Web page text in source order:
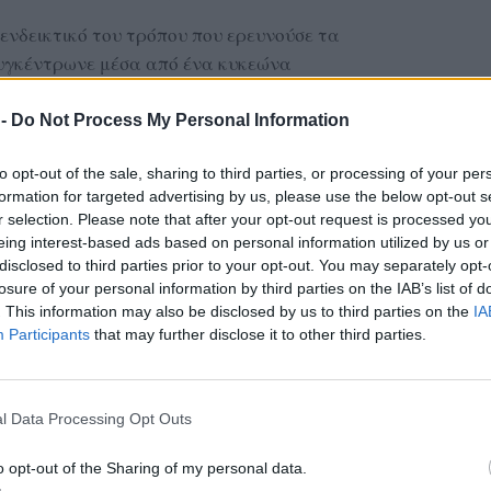
Do Not Process My Personal Information
opt-out of the sale, sharing to third parties, or processing of your
for targeted advertising by us, please use the below opt-out
selection. Please note that after your opt-out request is processed
interest-based ads based on personal information utilized by us
to third parties prior to your opt-out. You may separately
of your personal information by third parties on the IAB’s list of
This information may also be disclosed by us to third parties on the
Participants that may further disclose it to other third parties.
Data Processing Opt Outs
opt-out of the Sharing of my personal data.
του τρόπου που ερευνούσε τα
μέσα από ένα κυκεώνα
και πληροφοριών πάντα συλλέγοντάς
τους με την πολύτιμη συμβολή και
συζύγου Μαρίας και της κόρης του Έφης. Το
φωτογραφία που υπηρέτησε πιστά σ’ όλη του
ΔΙΑΦΗΜΙΣΗ